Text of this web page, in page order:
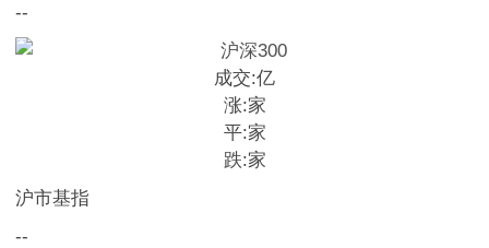
--
成交:亿
涨:家
平:家
跌:家
沪市基指
--